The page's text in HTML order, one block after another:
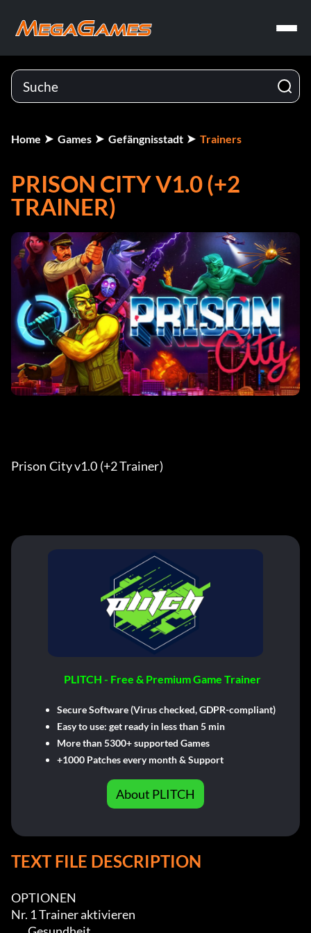
Home Games Gefängnisstadt Trainers
PRISON CITY V1.0 (+2
TRAINER)
Prison City v1.0 (+2 Trainer)
PLITCH - Free & Premium Game Trainer
Secure Software (Virus checked, GDPR-compliant)
Easy to use: get ready in less than 5 min
More than 5300+ supported Games
+1000 Patches every month & Support
About PLITCH
TEXT FILE DESCRIPTION
OPTIONEN
Nr. 1 Trainer aktivieren